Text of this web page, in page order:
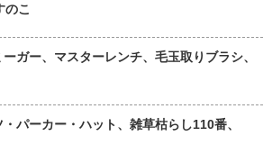
のこ
ガー、マスターレンチ、毛玉取りブラシ、
パーカー・ハット、雑草枯らし110番、